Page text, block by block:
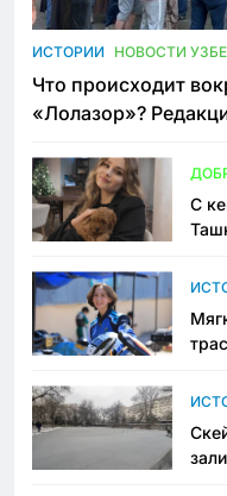
ИСТОРИИ НОВОСТИ
Что происходит
«Лолазор»?
С